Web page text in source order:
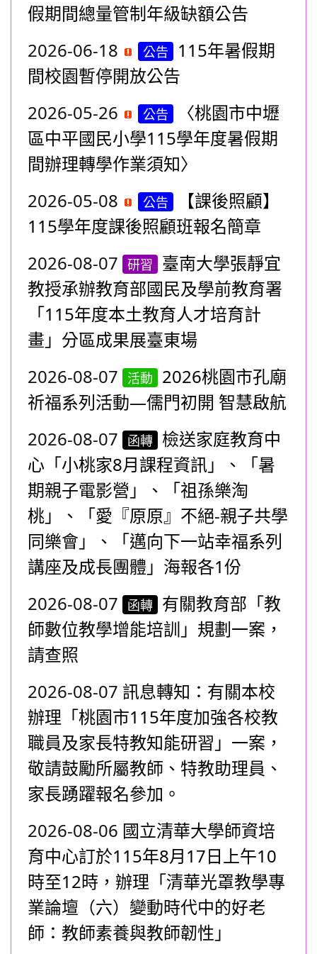
假期間總量管制年級缺額公告
2026-06-18
公告
115年暑假期
間校園暫停開放公告
2026-05-26
公告
〈桃園市中壢
區中平國民小學115學年度暑假期
間辦理轉學作業須知〉
2026-05-08
公告
【課後照顧】
115學年度課後照顧班報名簡章
2026-08-07 研習
臺南大學張靜宜
教授承辦教育部國民及學前教育署
「115年度本土教育人才培育計
畫」分區成果展臺東場
2026-08-07
活動
2026桃園市孔廟
祈福系列活動—儒門初開 智慧啟航
2026-08-07
函轉 檢送家庭教育中
心「小桃家8月課程資訊」、「暑
期親子電影營」、「祖孫樂淘
桃」、「愛『原原』不絕-親子共學
同樂會」、「邁向下一站幸福系列
講座及成長團體」海報各1份
2026-08-07
函轉 有關教育部「教
師數位教學增能培訓」規劃一案，
請查照
2026-08-07 訊息轉知：有關本校
辦理「桃園市115年度加強各校教
職員及家長特教知能研習」一案，
敬請鼓勵所屬教師、特教助理員、
家長踴躍報名參加。
2026-08-06 國立清華大學師資培
育中心訂於115年8月17日上午10
時至12時，辦理「清華光罩教學專
業論壇（六）變動時代中的好老
師：教師素養與教師韌性」